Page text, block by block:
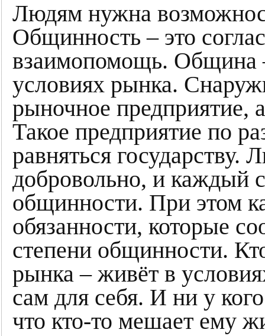
Людям нужна
Общинность – это
взаимопомощь. Община
условиях рынка.
рыночное предприятие,
Такое предприятие по
равняться
добровольно, и каждый
общинности. При этом
обязанности, которые
степени общинности.
рынка – живёт в
сам для себя. И ни у
что кто-то мешает ему